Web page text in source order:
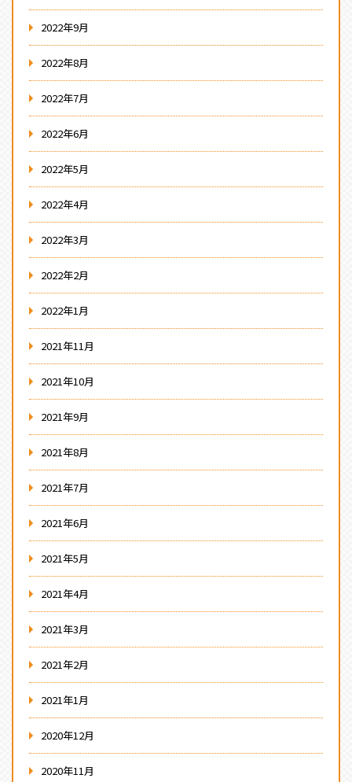
2022年9月
2022年8月
2022年7月
2022年6月
2022年5月
2022年4月
2022年3月
2022年2月
2022年1月
2021年11月
2021年10月
2021年9月
2021年8月
2021年7月
2021年6月
2021年5月
2021年4月
2021年3月
2021年2月
2021年1月
2020年12月
2020年11月